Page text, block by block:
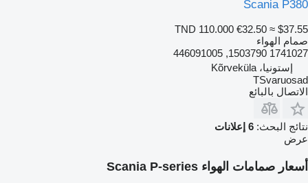
Scania P380
TND 110.000 €32.50 ≈ $37.55
صمام الهواء
1741027 1503790, 446091005
إستونيا، Kõrveküla
TSvaruosad
الاتصال بالبائع
نتائج البحث: 6 إعلانات
عرض
أسعار صمامات الهواء Scania P-series